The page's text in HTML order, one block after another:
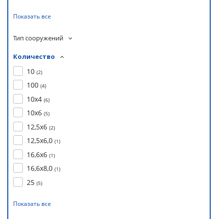
Показать все
Тип сооружений
Количество
10 (2)
100 (4)
10х4 (6)
10х6 (5)
12,5х6 (2)
12,5х6,0 (1)
16,6х6 (1)
16,6х8,0 (1)
25 (5)
Показать все